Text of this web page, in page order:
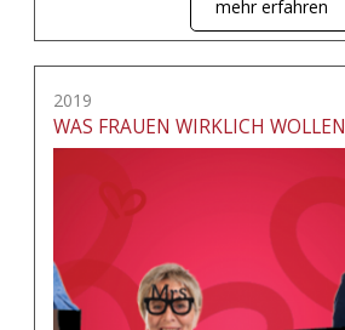
mehr erfahren
2019
WAS FRAUEN WIRKLICH WOLLEN